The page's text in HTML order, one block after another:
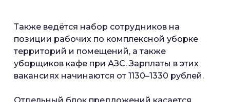
Также ведётся набор сотрудников на
позиции рабочих по комплексной уборке
территорий и помещений, а также
уборщиков кафе при АЗС. Зарплаты в этих
вакансиях начинаются от 1130–1330 рублей.